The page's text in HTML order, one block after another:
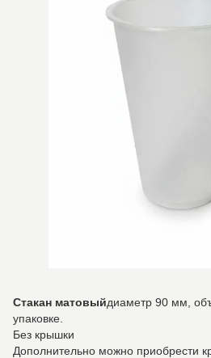
Стакан матовыйдиаметр 90 мм,
упаковке.
Без крышки
Дополнительно можно приобрести